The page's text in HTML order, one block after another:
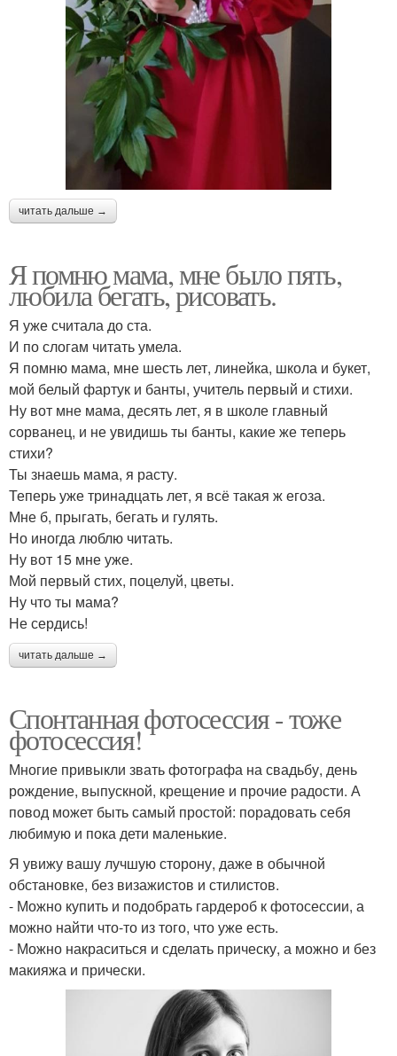
читать дальше →
Я помню мама, мне было пять,
любила бегать, рисовать.
Я уже считала до ста.
И по слогам читать умела.
Я помню мама, мне шесть лет, линейка, школа и букет,
мой белый фартук и банты, учитель первый и стихи.
Ну вот мне мама, десять лет, я в школе главный
сорванец, и не увидишь ты банты, какие же теперь
стихи?
Ты знаешь мама, я расту.
Теперь уже тринадцать лет, я всё такая ж егоза.
Мне б, прыгать, бегать и гулять.
Но иногда люблю читать.
Ну вот 15 мне уже.
Мой первый стих, поцелуй, цветы.
Ну что ты мама?
Не сердись!
читать дальше →
Спонтанная фотосессия - тоже
фотосессия!
Многие привыкли звать фотографа на свадьбу, день
рождение, выпускной, крещение и прочие радости. А
повод может быть самый простой: порадовать себя
любимую и пока дети маленькие.
Я увижу вашу лучшую сторону, даже в обычной
обстановке, без визажистов и стилистов.
- Можно купить и подобрать гардероб к фотосессии, а
можно найти что-то из того, что уже есть.
- Можно накраситься и сделать прическу, а можно и без
макияжа и прически.